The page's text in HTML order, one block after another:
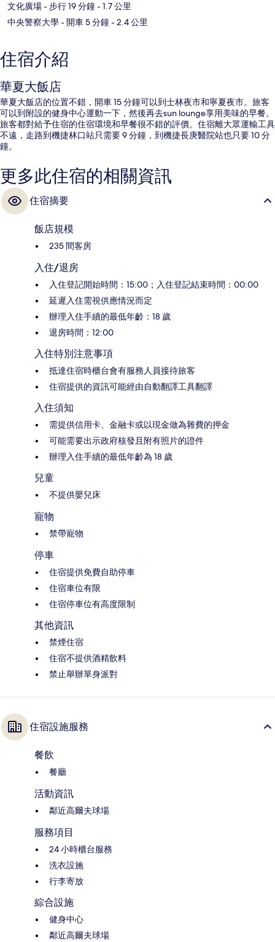
文化廣場- 步行 19 分鐘- 1.7 公里
中央警察大學- 開車 5 分鐘- 2.4 公里
住宿介紹
華夏大飯店
華夏大飯店的位置不錯，開車 15 分鐘可以到士林夜市和寧夏夜市。旅客
可以到附設的健身中心運動一下，然後再去sun lounge享用美味的早餐。
旅客都對給予住宿的住宿環境和早餐很不錯的評價。住宿離大眾運輸工具
不遠，走路到機捷林口站只需要 9 分鐘，到機捷長庚醫院站也只要 10 分
鐘。
更多此住宿的相關資訊
住宿摘要
飯店規模
235 間客房
入住/退房
入住登記開始時間：15:00；入住登記結束時間：00:00
延遲入住需視供應情況而定
辦理入住手續的最低年齡：18 歲
退房時間：12:00
入住特別注意事項
抵達住宿時櫃台會有服務人員接待旅客
住宿提供的資訊可能經由自動翻譯工具翻譯
入住須知
需提供信用卡、金融卡或以現金做為雜費的押金
可能需要出示政府核發且附有照片的證件
辦理入住手續的最低年齡為 18 歲
兒童
不提供嬰兒床
寵物
禁帶寵物
停車
住宿提供免費自助停車
住宿車位有限
住宿停車位有高度限制
其他資訊
禁煙住宿
住宿不提供酒精飲料
禁止舉辦單身派對
住宿設施服務
餐飲
餐廳
活動資訊
鄰近高爾夫球場
服務項目
24 小時櫃台服務
洗衣設施
行李寄放
綜合設施
健身中心
鄰近高爾夫球場